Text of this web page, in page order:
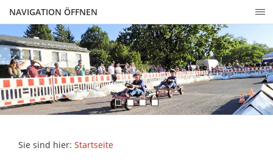
NAVIGATION ÖFFNEN
Sie sind hier: Startseite